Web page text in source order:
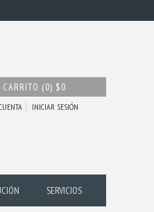
CARRITO (0) $0
INICIAR SESIÓN
SERVICIOS